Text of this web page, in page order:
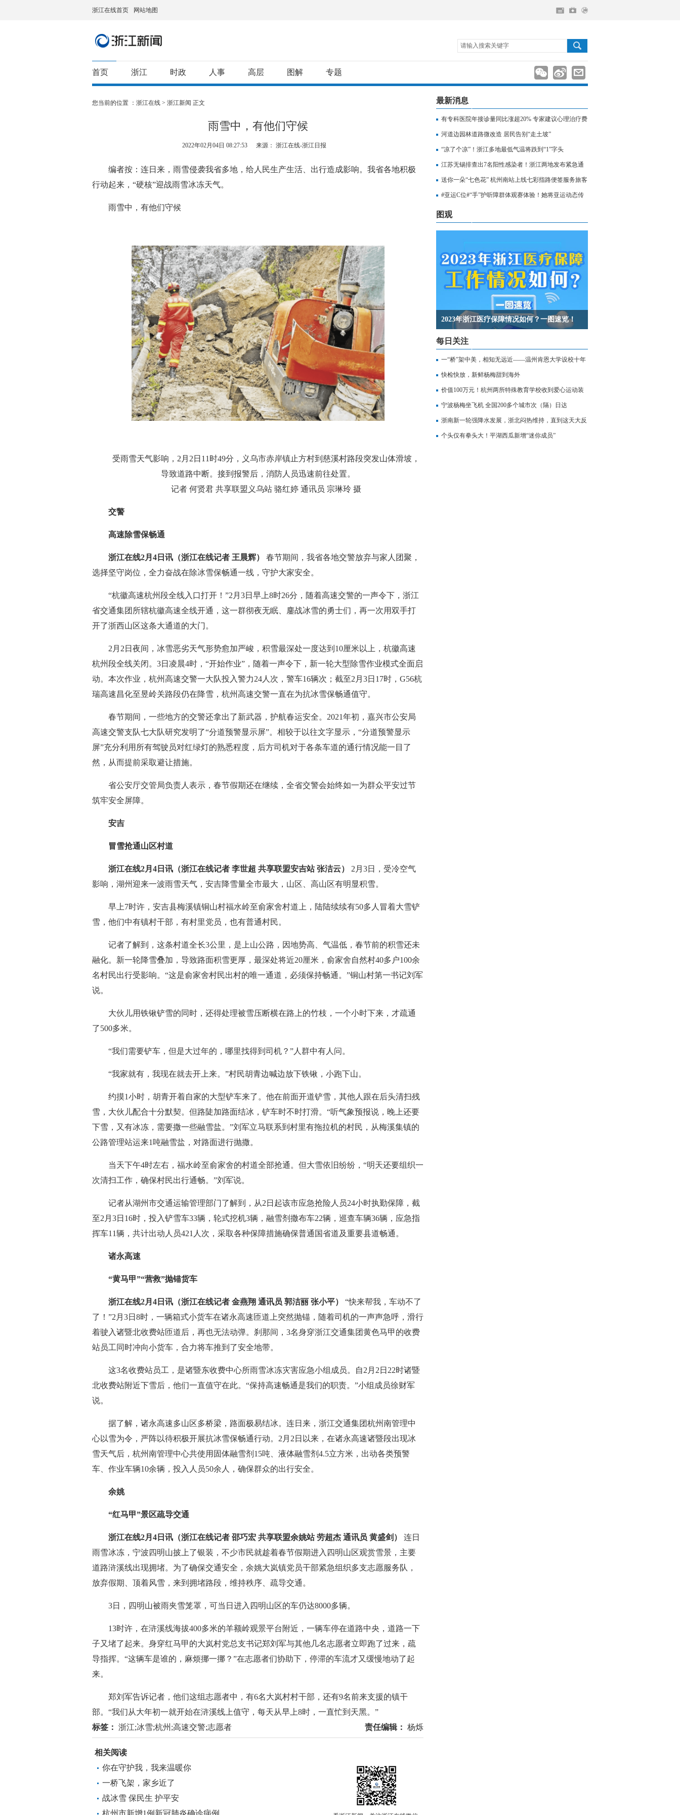
浙江在线首页 网站地图
请输入搜索关键字
首页 浙江 时政 人事 高层 图解 专题
您当前的位置 ： 浙江在线 > 浙江新闻 正文
雨雪中，有他们守候
2022年02月04日 08:27:53 来源： 浙江在线-浙江日报
编者按：连日来，雨雪侵袭我省多地，给人民生产生活、出行造成影响。我省各地积极
行动起来，“硬核”迎战雨雪冰冻天气。
雨雪中，有他们守候
受雨雪天气影响，2月2日11时49分，义乌市赤岸镇止方村到慈溪村路段突发山体滑坡，
导致道路中断。接到报警后，消防人员迅速前往处置。
记者 何贤君 共享联盟义乌站 骆红婷 通讯员 宗琳玲 摄
交警
高速除雪保畅通
浙江在线2月4日讯（浙江在线记者 王晨辉）
春节期间，我省各地交警放弃与家人团聚，
选择坚守岗位，全力奋战在除冰雪保畅通一线，守护大家安全。
“杭徽高速杭州段全线入口打开！”2月3日早上8时26分，随着高速交警的一声令下，浙江
省交通集团所辖杭徽高速全线开通，这一群彻夜无眠、鏖战冰雪的勇士们，再一次用双手打
开了浙西山区这条大通道的大门。
2月2日夜间，冰雪恶劣天气形势愈加严峻，积雪最深处一度达到10厘米以上，杭徽高速
杭州段全线关闭。3日凌晨4时，“开始作业”，随着一声令下，新一轮大型除雪作业模式全面启
动。本次作业，杭州高速交警一大队投入警力24人次，警车16辆次；截至2月3日17时，G56杭
瑞高速昌化至昱岭关路段仍在降雪，杭州高速交警一直在为抗冰雪保畅通值守。
春节期间，一些地方的交警还拿出了新武器，护航春运安全。2021年初，嘉兴市公安局
高速交警支队七大队研究发明了“分道预警显示屏”。相较于以往文字显示，“分道预警显示
屏”充分利用所有驾驶员对红绿灯的熟悉程度，后方司机对于各条车道的通行情况能一目了
然，从而提前采取避让措施。
省公安厅交管局负责人表示，春节假期还在继续，全省交警会始终如一为群众平安过节
筑牢安全屏障。
安吉
冒雪抢通山区村道
浙江在线2月4日讯（浙江在线记者 李世超 共享联盟安吉站 张洁云）
2月3日，受冷空气
影响，湖州迎来一波雨雪天气，安吉降雪量全市最大，山区、高山区有明显积雪。
早上7时许，安吉县梅溪镇铜山村福水岭至俞家舍村道上，陆陆续续有50多人冒着大雪铲
雪，他们中有镇村干部，有村里党员，也有普通村民。
记者了解到，这条村道全长3公里，是上山公路，因地势高、气温低，春节前的积雪还未
融化。新一轮降雪叠加，导致路面积雪更厚，最深处将近20厘米，俞家舍自然村40多户100余
名村民出行受影响。“这是俞家舍村民出村的唯一通道，必须保持畅通。”铜山村第一书记刘军
说。
大伙儿用铁锹铲雪的同时，还得处理被雪压断横在路上的竹枝，一个小时下来，才疏通
了500多米。
“我们需要铲车，但是大过年的，哪里找得到司机？”人群中有人问。
“我家就有，我现在就去开上来。”村民胡青边喊边放下铁锹，小跑下山。
约摸1小时，胡青开着自家的大型铲车来了。他在前面开道铲雪，其他人跟在后头清扫残
雪，大伙儿配合十分默契。但路陡加路面结冰，铲车时不时打滑。“听气象预报说，晚上还要
下雪，又有冰冻，需要撒一些融雪盐。”刘军立马联系到村里有拖拉机的村民，从梅溪集镇的
公路管理站运来1吨融雪盐，对路面进行抛撒。
当天下午4时左右，福水岭至俞家舍的村道全部抢通。但大雪依旧纷纷，“明天还要组织一
次清扫工作，确保村民出行通畅。”刘军说。
记者从湖州市交通运输管理部门了解到，从2日起该市应急抢险人员24小时执勤保障，截
至2月3日16时，投入铲雪车33辆，轮式挖机3辆，融雪剂撒布车22辆，巡查车辆36辆，应急指
挥车11辆，共计出动人员421人次，采取各种保障措施确保普通国省道及重要县道畅通。
诸永高速
“黄马甲”“营救”抛锚货车
浙江在线2月4日讯（浙江在线记者 金燕翔 通讯员 郭洁丽 张小平）
“快来帮我，车动不了
了！”2月3日8时，一辆箱式小货车在诸永高速匝道上突然抛锚，随着司机的一声声急呼，滑行
着驶入诸暨北收费站匝道后，再也无法动弹。刹那间，3名身穿浙江交通集团黄色马甲的收费
站员工同时冲向小货车，合力将车推到了安全地带。
这3名收费站员工，是诸暨东收费中心所雨雪冰冻灾害应急小组成员。自2月2日22时诸暨
北收费站附近下雪后，他们一直值守在此。“保持高速畅通是我们的职责。”小组成员徐财军
说。
据了解，诸永高速多山区多桥梁，路面极易结冰。连日来，浙江交通集团杭州南管理中
心以雪为令，严阵以待积极开展抗冰雪保畅通行动。2月2日以来，在诸永高速诸暨段出现冰
雪天气后，杭州南管理中心共使用固体融雪剂15吨、液体融雪剂4.5立方米，出动各类预警
车、作业车辆10余辆，投入人员50余人，确保群众的出行安全。
余姚
“红马甲”景区疏导交通
浙江在线2月4日讯（浙江在线记者 邵巧宏 共享联盟余姚站 劳超杰 通讯员 黄盛剑）
连日
雨雪冰冻，宁波四明山披上了银装，不少市民就趁着春节假期进入四明山区观赏雪景，主要
道路浒溪线出现拥堵。为了确保交通安全，余姚大岚镇党员干部紧急组织多支志愿服务队，
放弃假期、顶着风雪，来到拥堵路段，维持秩序、疏导交通。
3日，四明山被雨夹雪笼罩，可当日进入四明山区的车仍达8000多辆。
13时许，在浒溪线海拔400多米的羊额岭观景平台附近，一辆车停在道路中央，道路一下
子又堵了起来。身穿红马甲的大岚村党总支书记郑刘军与其他几名志愿者立即跑了过来，疏
导指挥。“这辆车是谁的，麻烦挪一挪？”在志愿者们协助下，停滞的车流才又缓慢地动了起
来。
郑刘军告诉记者，他们这组志愿者中，有6名大岚村村干部，还有9名前来支援的镇干
部。“我们从大年初一就开始在浒溪线上值守，每天从早上8时，一直忙到天黑。”
标签： 浙江;冰雪;杭州;高速交警;志愿者 责任编辑： 杨烁
相关阅读
你在守护我，我来温暖你
一桥飞架，家乡近了
战冰雪 保民生 护平安
杭州市新增1例新冠肺炎确诊病例
最新消息
有专科医院年接诊量同比涨超20% 专家建议心理治疗费
用纳入医保
河道边园林道路微改造 居民告别“走土坡”
“凉了个凉”！浙江多地最低气温将跌到“1”字头
江苏无锡排查出7名阳性感染者！浙江两地发布紧急通
知，相关人员请立即报备
送你一朵“七色花” 杭州南站上线七彩指路便签服务旅客
出行
#亚运C位#“手”护听障群体观赛体验！她将亚运动态传
至无声世界
图观
2023年浙江医疗保障情况如何？一图速览！
每日关注
一“桥”架中美，相知无远近——温州肯恩大学设校十年
记
快检快放，新鲜杨梅甜到海外
价值100万元！杭州两所特殊教育学校收到爱心运动装
备
宁波杨梅坐飞机 全国200多个城市次（隔）日达
浙南新一轮强降水发展，浙北闷热维持，直到这天大反
转
个头仅有拳头大！平湖西瓜新增“迷你成员”